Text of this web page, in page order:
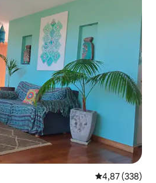
Gemiddelde
4,87 (338)